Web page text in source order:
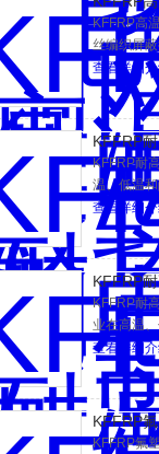
KFFRP高
丝编织屏
查看详细
KFFRP
KFFRP耐
温、低温
绝缘和护
等级。
查看详细
KFFRP
KFFRP耐
业在高温
氟塑料绝
的耐热等
查看详细
KFFRP
KFFRP氟